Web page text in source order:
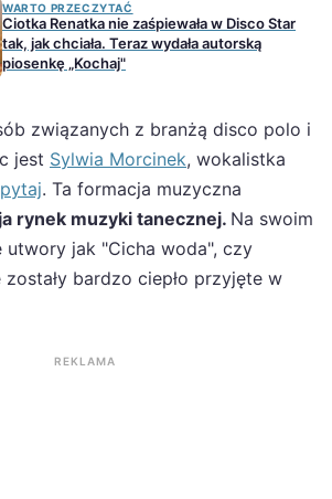
WARTO PRZECZYTAĆ
Ciotka Renatka nie zaśpiewała w Disco Star
tak, jak chciała. Teraz wydała autorską
piosenkę „Kochaj"
związanych z branżą disco polo i
jest Sylwia Morcinek, wokalistka
. Ta formacja muzyczna
rynek muzyki tanecznej. Na swoim
utwory jak "Cicha woda", czy
bardzo ciepło przyjęte w
REKLAMA